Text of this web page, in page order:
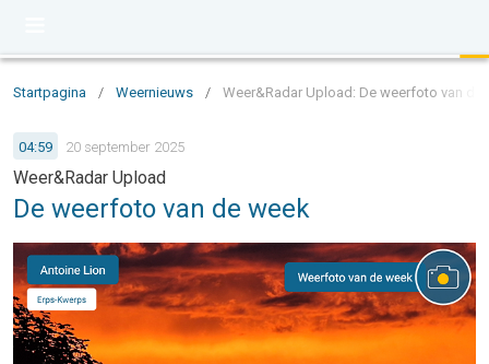
Startpagina / Weernieuws / Weer&Radar Upload: De weerfoto van de
04:59 20 september 2025
Weer&Radar Upload
De weerfoto van de week